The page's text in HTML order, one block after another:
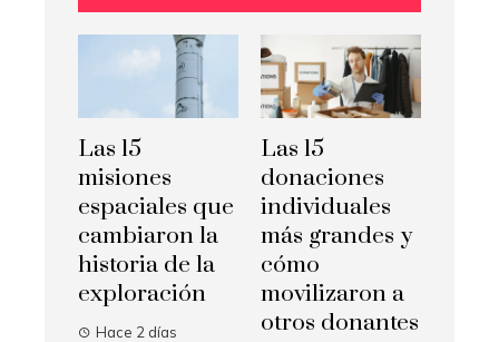
Las 15
misiones
espaciales que
cambiaron la
historia de la
exploración
Hace 2 días
Las 15
donaciones
individuales
más grandes y
cómo
movilizaron a
otros donantes